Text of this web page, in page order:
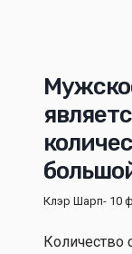
Клэр Шарп- 10
Количество